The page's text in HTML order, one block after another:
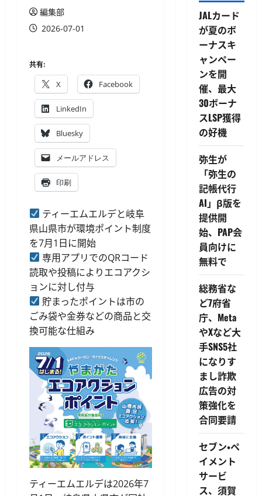
編集部
2026-07-01
共有:
X Facebook
LinkedIn
Bluesky
メールアドレス
印刷
ティーエムエルデと岐阜
県山県市が環境ポイント制度
を7月1日に開始
専用アプリでのQRコード
読取や投稿によりエコアクシ
ョンに対し付与
貯まったポイントは市の
ごみ袋や金券などの商品と交
換可能な仕組み
ティーエムエルデは2026年7
JALカード
が夏のボ
ーナスキ
ャンペー
ンを開
催、最大
30ボーナ
スLSP獲得
の好機
弥生が
「弥生の
記帳代行
AI」β版を
提供開
始、PAP会
員向けに
無料で
総務省な
ど7府省
庁、Meta
やXなど大
手SNS5社
になりす
まし詐欺
広告の対
策強化を
合同要請
セブン・ペ
イメント
サービ
ス、須賀